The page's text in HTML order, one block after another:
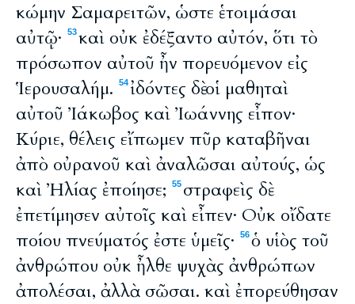
κώμην Σαμαρειτῶν, ὡστε ἑτοιμάσαι
αὐτῷ·
53καὶ οὐκ ἐδέξαντο αὐτόν, ὅτι τὸ
πρόσωπον αὐτοῦ ἦν πορευόμενον εἰς
Ἱερουσαλήμ.
54 ἰδόντες δὲ οἱ μαθηταὶ
αὐτοῦ Ἰάκωβος καὶ Ἰωάννης εἶπον·
Κύριε, θέλεις εἴπωμεν πῦρ καταβῆναι
ἀπὸ οὐρανοῦ καὶ ἀναλῶσαι αὐτούς, ὡς
καὶ Ἠλίας ἐποίησε;
55 στραφεὶς δὲ
ἐπετίμησεν αὐτοῖς καὶ εἶπεν· Οὐκ οἴδατε
ποίου πνεύματός ἐστε ὑμεῖς·
56ὁ υἱὸς τοῦ
ἀνθρώπου οὐκ ἦλθε ψυχὰς ἀνθρώπων
ἀπολέσαι, ἀλλὰ σῶσαι. καὶ ἐπορεύθησαν